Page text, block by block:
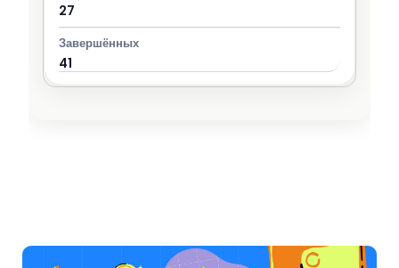
27
41